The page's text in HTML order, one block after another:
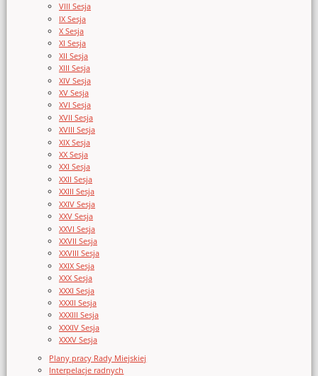
VIII Sesja
IX Sesja
X Sesja
XI Sesja
XII Sesja
XIII Sesja
XIV Sesja
XV Sesja
XVI Sesja
XVII Sesja
XVIII Sesja
XIX Sesja
XX Sesja
XXI Sesja
XXII Sesja
XXIII Sesja
XXIV Sesja
XXV Sesja
XXVI Sesja
XXVII Sesja
XXVIII Sesja
XXIX Sesja
XXX Sesja
XXXI Sesja
XXXII Sesja
XXXIII Sesja
XXXIV Sesja
XXXV Sesja
Plany pracy Rady Miejskiej
Interpelacje radnych